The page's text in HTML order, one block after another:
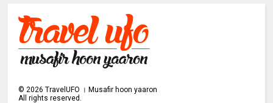
© 2026 TravelUFO । Musafir hoon yaaron
All rights reserved.